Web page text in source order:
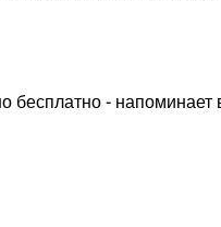
бесплатно -